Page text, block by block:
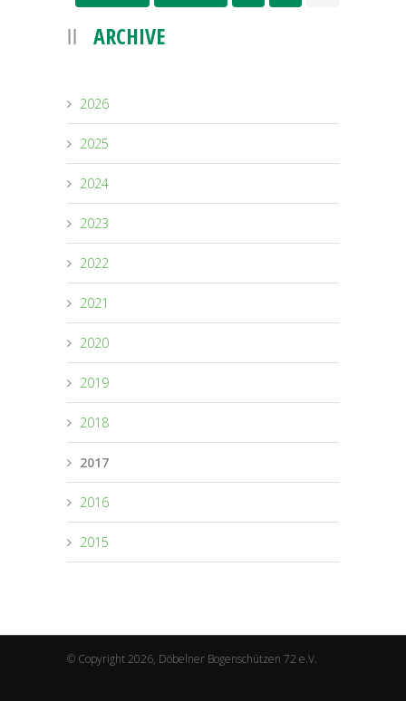
ARCHIVE
2026
2025
2024
2023
2022
2021
2020
2019
2018
2017
2016
2015
© Copyright 2026, Döbelner Bogenschützen 72 e.V.